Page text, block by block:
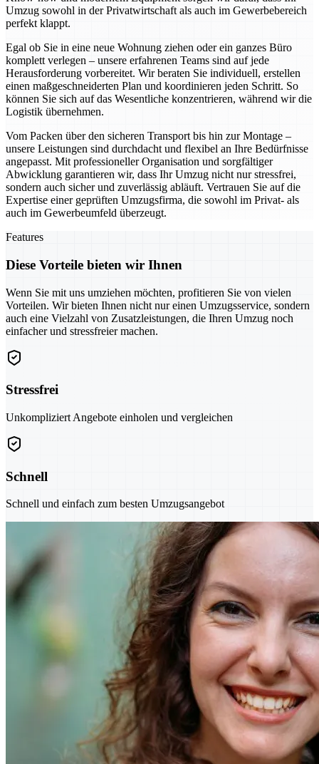
Umzug sowohl in der Privatwirtschaft als auch im Gewerbebereich
perfekt klappt.
Egal ob Sie in eine neue Wohnung ziehen oder ein ganzes Büro
komplett verlegen – unsere erfahrenen Teams sind auf jede
Herausforderung vorbereitet. Wir beraten Sie individuell, erstellen
einen maßgeschneiderten Plan und koordinieren jeden Schritt. So
können Sie sich auf das Wesentliche konzentrieren, während wir die
Logistik übernehmen.
Vom Packen über den sicheren Transport bis hin zur Montage –
unsere Leistungen sind durchdacht und flexibel an Ihre Bedürfnisse
angepasst. Mit professioneller Organisation und sorgfältiger
Abwicklung garantieren wir, dass Ihr Umzug nicht nur stressfrei,
sondern auch sicher und zuverlässig abläuft. Vertrauen Sie auf die
Expertise einer geprüften Umzugsfirma, die sowohl im Privat- als
auch im Gewerbeumfeld überzeugt.
Features
Diese Vorteile bieten wir Ihnen
Wenn Sie mit uns umziehen möchten, profitieren Sie von vielen
Vorteilen. Wir bieten Ihnen nicht nur einen Umzugsservice, sondern
auch eine Vielzahl von Zusatzleistungen, die Ihren Umzug noch
einfacher und stressfreier machen.
Stressfrei
Unkompliziert Angebote einholen und vergleichen
Schnell
Schnell und einfach zum besten Umzugsangebot